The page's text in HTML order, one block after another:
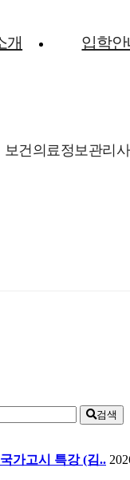
개 입학안
보건의료정보관리사
검색
가고시 특강 (김..